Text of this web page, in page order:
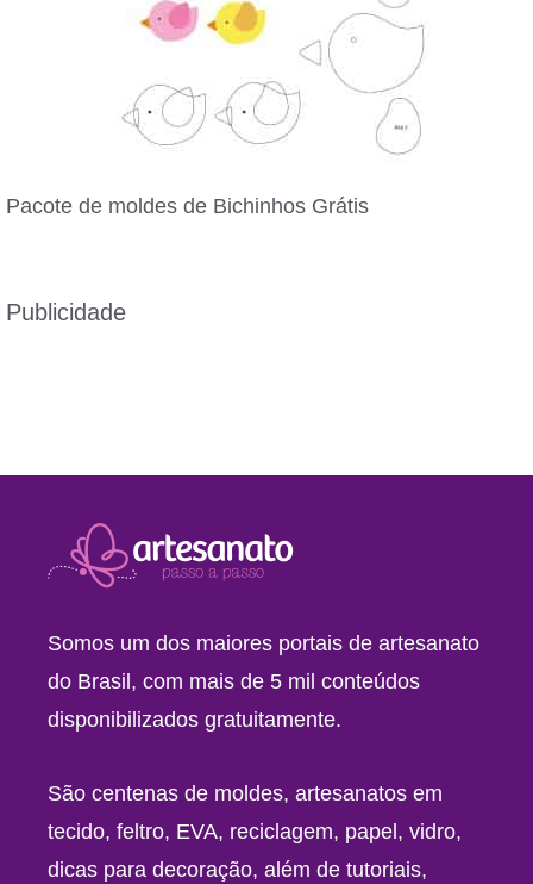
Pacote de moldes de Bichinhos Grátis
Publicidade
Somos um dos maiores portais de artesanato
do Brasil, com mais de 5 mil conteúdos
disponibilizados gratuitamente.
São centenas de moldes, artesanatos em
tecido, feltro, EVA, reciclagem, papel, vidro,
dicas para decoração, além de tutoriais,